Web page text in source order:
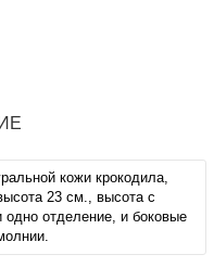
кожи крокодила,
23 см., высота с
отделение, и боковые